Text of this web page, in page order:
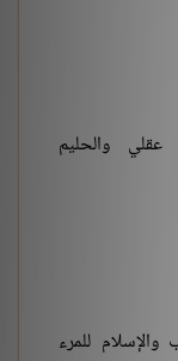
والحليم
للمرء